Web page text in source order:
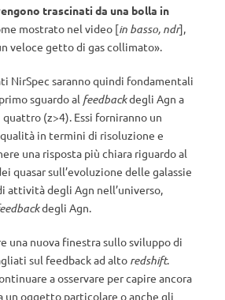
trascinati da una bolla in
mostrato nel video [in basso, ndr],
veloce getto di gas collimato».
NirSpec saranno quindi fondamentali
sguardo al feedbackdegli Agn a
(z>4). Essi forniranno un
in termini di risoluzione e
una risposta più chiara riguardo al
quasar sull’evoluzione delle galassie
attività degli Agn nell’universo,
degli Agn.
una nuova finestra sullo sviluppo di
sul feedback ad alto redshift.
a osservare per capire ancora
un oggetto particolare o anche gli